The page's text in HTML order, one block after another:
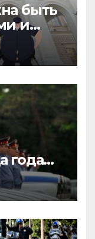
быть
и
года